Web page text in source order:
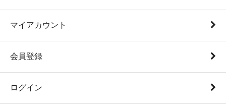
マイアカウント
会員登録
ログイン